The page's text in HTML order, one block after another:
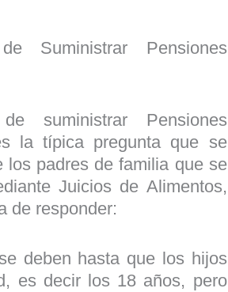
Suministrar Pensiones
suministrar Pensiones
la típica pregunta que se
los padres de familia que se
Juicios de Alimentos,
de responder:
deben hasta que los hijos
es decir los 18 años, pero